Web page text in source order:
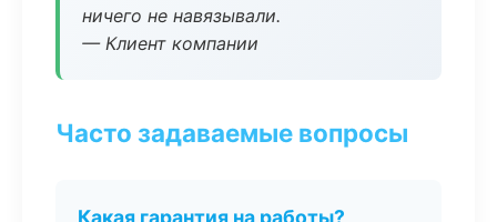
ничего не навязывали.
— Клиент компании
Часто задаваемые вопросы
Какая гарантия на работы?